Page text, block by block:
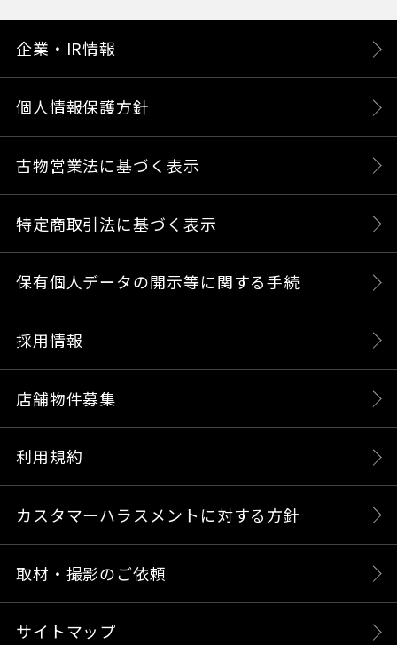
企業・IR情報
個人情報保護方針
古物営業法に基づく表示
特定商取引法に基づく表示
保有個人データの開示等に関する手続
採用情報
店舗物件募集
利用規約
カスタマーハラスメントに対する方針
取材・撮影のご依頼
サイトマップ